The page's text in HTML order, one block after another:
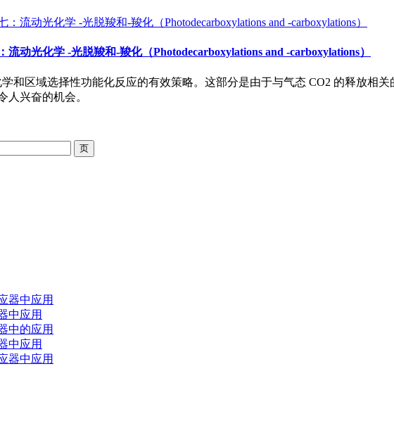
动光化学 -光脱羧和-羧化（Photodecarboxylations and -carboxylations）
和区域选择性功能化反应的有效策略。这部分是由于与气态 CO2 的释放相
人兴奋的机会。
器中应用
中应用
中的应用
中应用
器中应用